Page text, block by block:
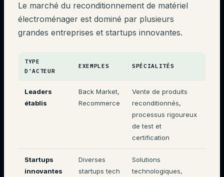
Le marché du reconditionnement de matériel
électroménager est dominé par plusieurs
grandes entreprises et startups innovantes.
TYPE
D'ACTEUR
EXEMPLES SPÉCIALITÉS
Leaders
établis
Back Market,
Recommerce
Vente de produits
reconditionnés,
processus rigoureux
de test et
certification
Startups
innovantes
Diverses
startups tech
Solutions
technologiques,